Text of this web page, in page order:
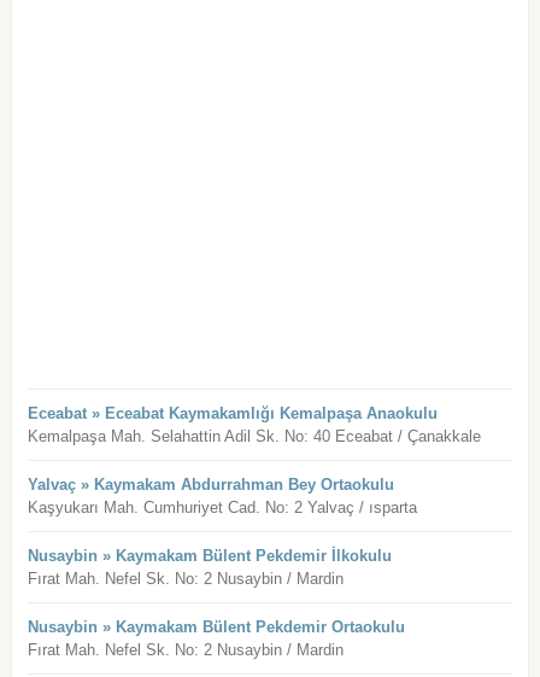
Eceabat » Eceabat Kaymakamlığı Kemalpaşa Anaokulu
Kemalpaşa Mah. Selahattin Adil Sk. No: 40 Eceabat / Çanakkale
Yalvaç » Kaymakam Abdurrahman Bey Ortaokulu
Kaşyukarı Mah. Cumhuriyet Cad. No: 2 Yalvaç / ısparta
Nusaybin » Kaymakam Bülent Pekdemir İlkokulu
Fırat Mah. Nefel Sk. No: 2 Nusaybin / Mardin
Nusaybin » Kaymakam Bülent Pekdemir Ortaokulu
Fırat Mah. Nefel Sk. No: 2 Nusaybin / Mardin